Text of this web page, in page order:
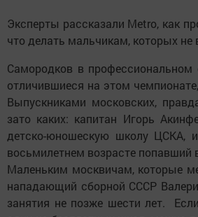
Эксперты рассказали Metro, как
что делать мальчикам, которых не
Самородков в
отличившиеся на этом
Выпускниками московских,
зато каких: капитан Игорь
детско-юношескую школу
восьмилетнем возрасте попавший
Маленьким москвичам, которые
нападающий сборной СССР
занятия не позже шести лет.